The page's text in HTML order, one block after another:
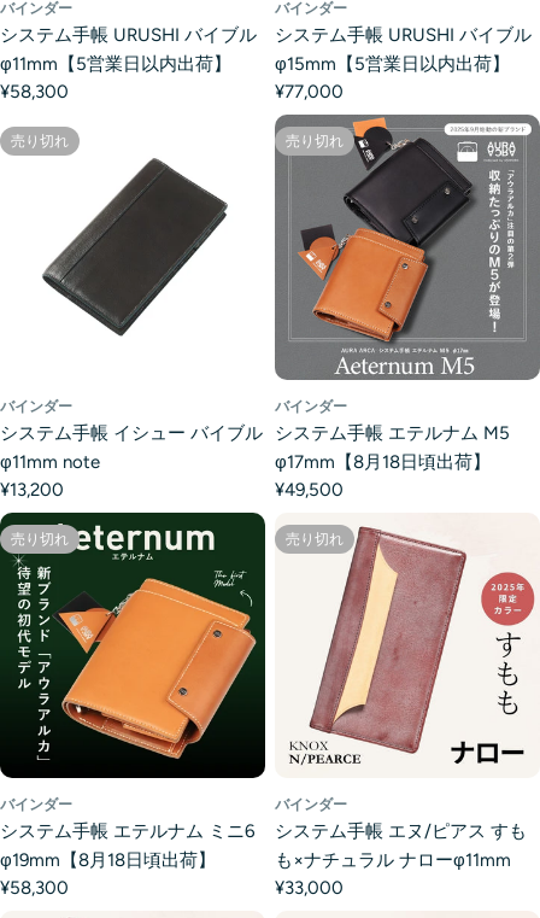
バインダー
システム手帳 URUSHI バイブル
φ11mm【5営業日以内出荷】
¥58,300
バインダー
システム手帳 URUSHI バイブル
φ15mm【5営業日以内出荷】
¥77,000
売り切れ
バインダー
システム手帳 イシュー バイブル
φ11mm note
¥13,200
売り切れ
バインダー
システム手帳 エテルナム M5
φ17mm【8月18日頃出荷】
¥49,500
売り切れ
バインダー
システム手帳 エテルナム ミニ6
φ19mm【8月18日頃出荷】
¥58,300
売り切れ
バインダー
システム手帳 エヌ/ピアス すも
も×ナチュラル ナローφ11mm
¥33,000